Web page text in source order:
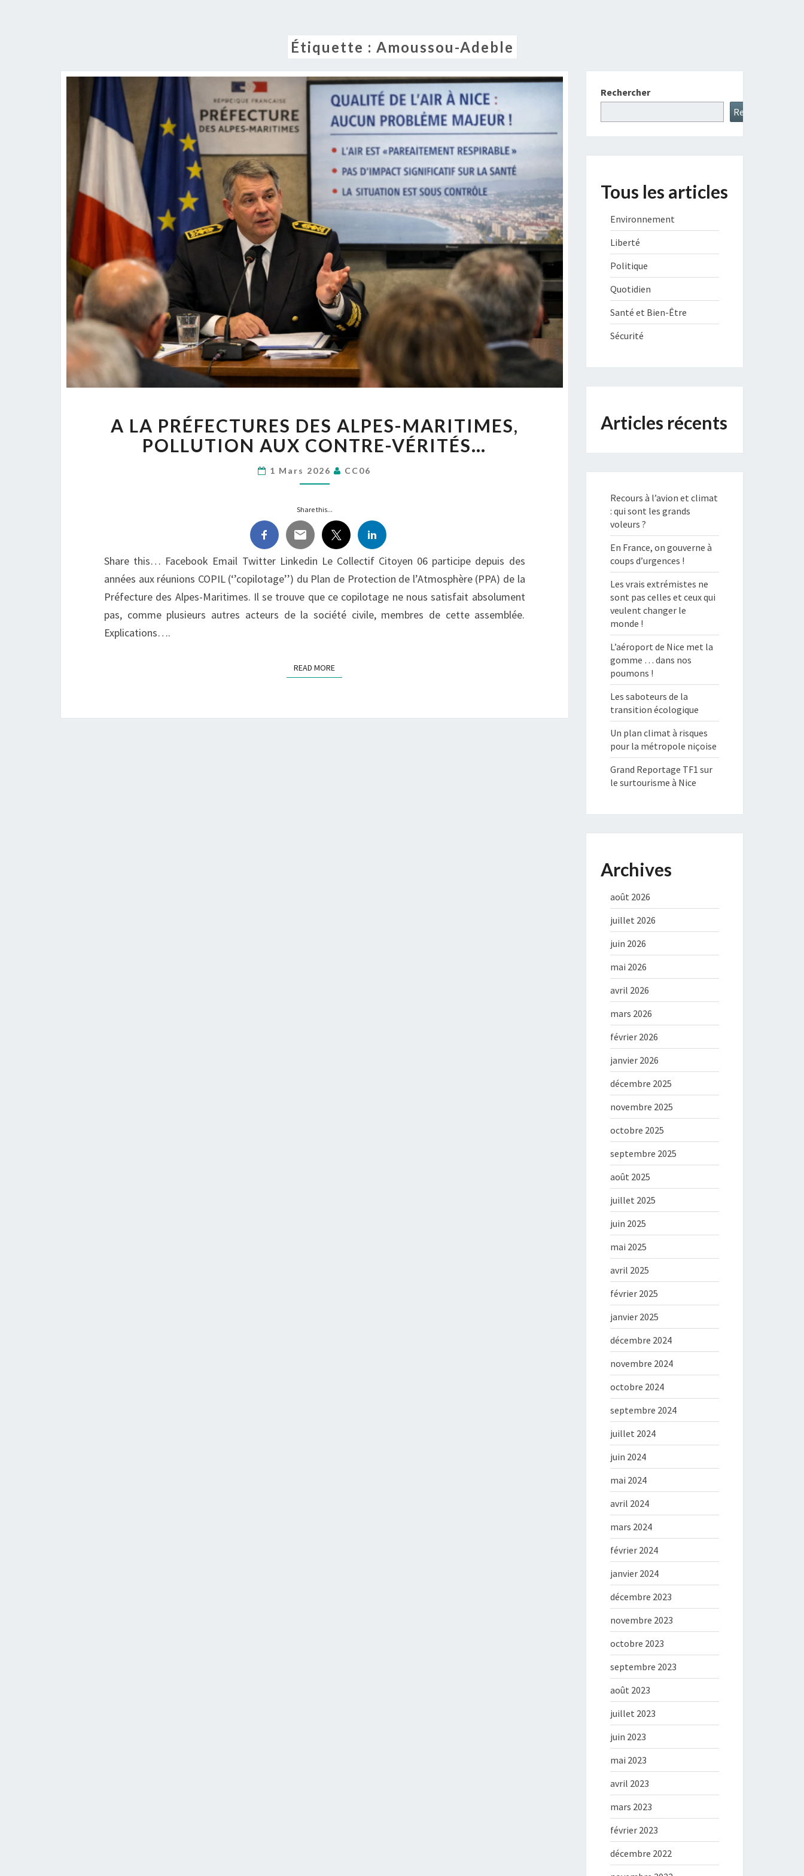
Étiquette : Amoussou-Adeble
LA
PRÉFECTURES
DES
ALPES-
MARITIMES,
AUX
CONTRE-
VÉRITÉS…
A LA PRÉFECTURES DES ALPES-MARITIMES,
POLLUTION AUX CONTRE-VÉRITÉS…
1 Mars 2026 CC06
Share this...
Share this… Facebook Email Twitter Linkedin Le Collectif Citoyen 06 participe depuis des
années aux réunions COPIL (‘’copilotage’’) du Plan de Protection de l’Atmosphère (PPA) de la
Préfecture des Alpes-Maritimes. Il se trouve que ce copilotage ne nous satisfait absolument
pas, comme plusieurs autres acteurs de la société civile, membres de cette assemblée.
Explications….
READ MOREREAD MORE
Rechercher
Rechercher
Tous les articles
Environnement
Liberté
Politique
Quotidien
Santé et Bien-Être
Sécurité
Articles récents
Recours à l’avion et climat
: qui sont les grands
voleurs ?
En France, on gouverne à
coups d’urgences !
Les vrais extrémistes ne
sont pas celles et ceux qui
veulent changer le
monde !
L’aéroport de Nice met la
gomme … dans nos
poumons !
Les saboteurs de la
transition écologique
Un plan climat à risques
pour la métropole niçoise
Grand Reportage TF1 sur
le surtourisme à Nice
Archives
août 2026
juillet 2026
juin 2026
mai 2026
avril 2026
mars 2026
février 2026
janvier 2026
décembre 2025
novembre 2025
octobre 2025
septembre 2025
août 2025
juillet 2025
juin 2025
mai 2025
avril 2025
février 2025
janvier 2025
décembre 2024
novembre 2024
octobre 2024
septembre 2024
juillet 2024
juin 2024
mai 2024
avril 2024
mars 2024
février 2024
janvier 2024
décembre 2023
novembre 2023
octobre 2023
septembre 2023
août 2023
juillet 2023
juin 2023
mai 2023
avril 2023
mars 2023
février 2023
décembre 2022